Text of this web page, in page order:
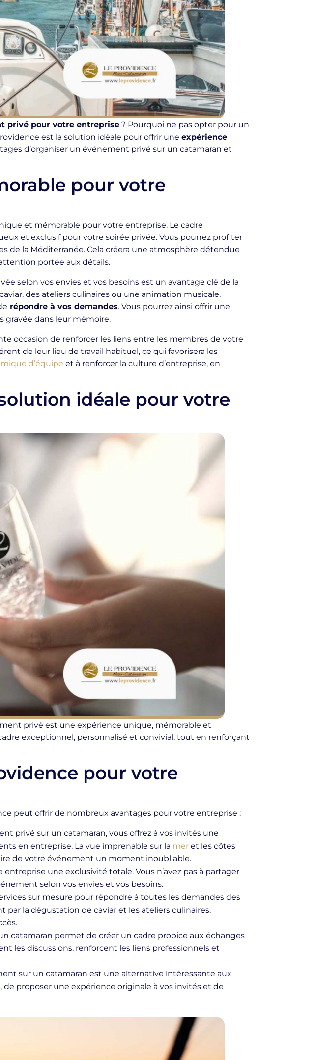
privé pour votre entreprise ? Pourquoi ne pas opter pour un
est la solution idéale pour offrir uneexpérience
d’organiser un événement privé sur un catamaran et
pour votre
et mémorable pour votre entreprise. Le cadre
et exclusif pour votre soirée privée. Vous pourrez profiter
de la Méditerranée. Cela créera une atmosphère détendue
portée aux détails.
selon vos envies et vos besoins est un avantage clé de la
des ateliers culinaires ou une animation musicale,
répondre à vos demandes. Vous pourrez ainsi offrir une
gravée dans leur mémoire.
occasion de renforcer les liens entre les membres de votre
de leur lieu de travail habituel, ce qui favorisera les
d’équipe et à renforcer la culture d’entreprise, en
idéale pour votre
privé est une expérience unique, mémorable et
exceptionnel, personnalisé et convivial, tout en renforçant
pour votre
peut offrir de nombreux avantages pour votre entreprise :
privé sur un catamaran, vous offrez à vos invités une
en entreprise. La vue imprenable sur la meret les côtes
de votre événement un moment inoubliable.
une exclusivité totale. Vous n’avez pas à partager
selon vos envies et vos besoins.
sur mesure pour répondre à toutes les demandes des
par la dégustation de caviar et les ateliers culinaires,
catamaran permet de créer un cadre propice aux échanges
les discussions, renforcent les liens professionnels et
sur un catamaran est une alternative intéressante aux
proposer une expérience originale à vos invités et de